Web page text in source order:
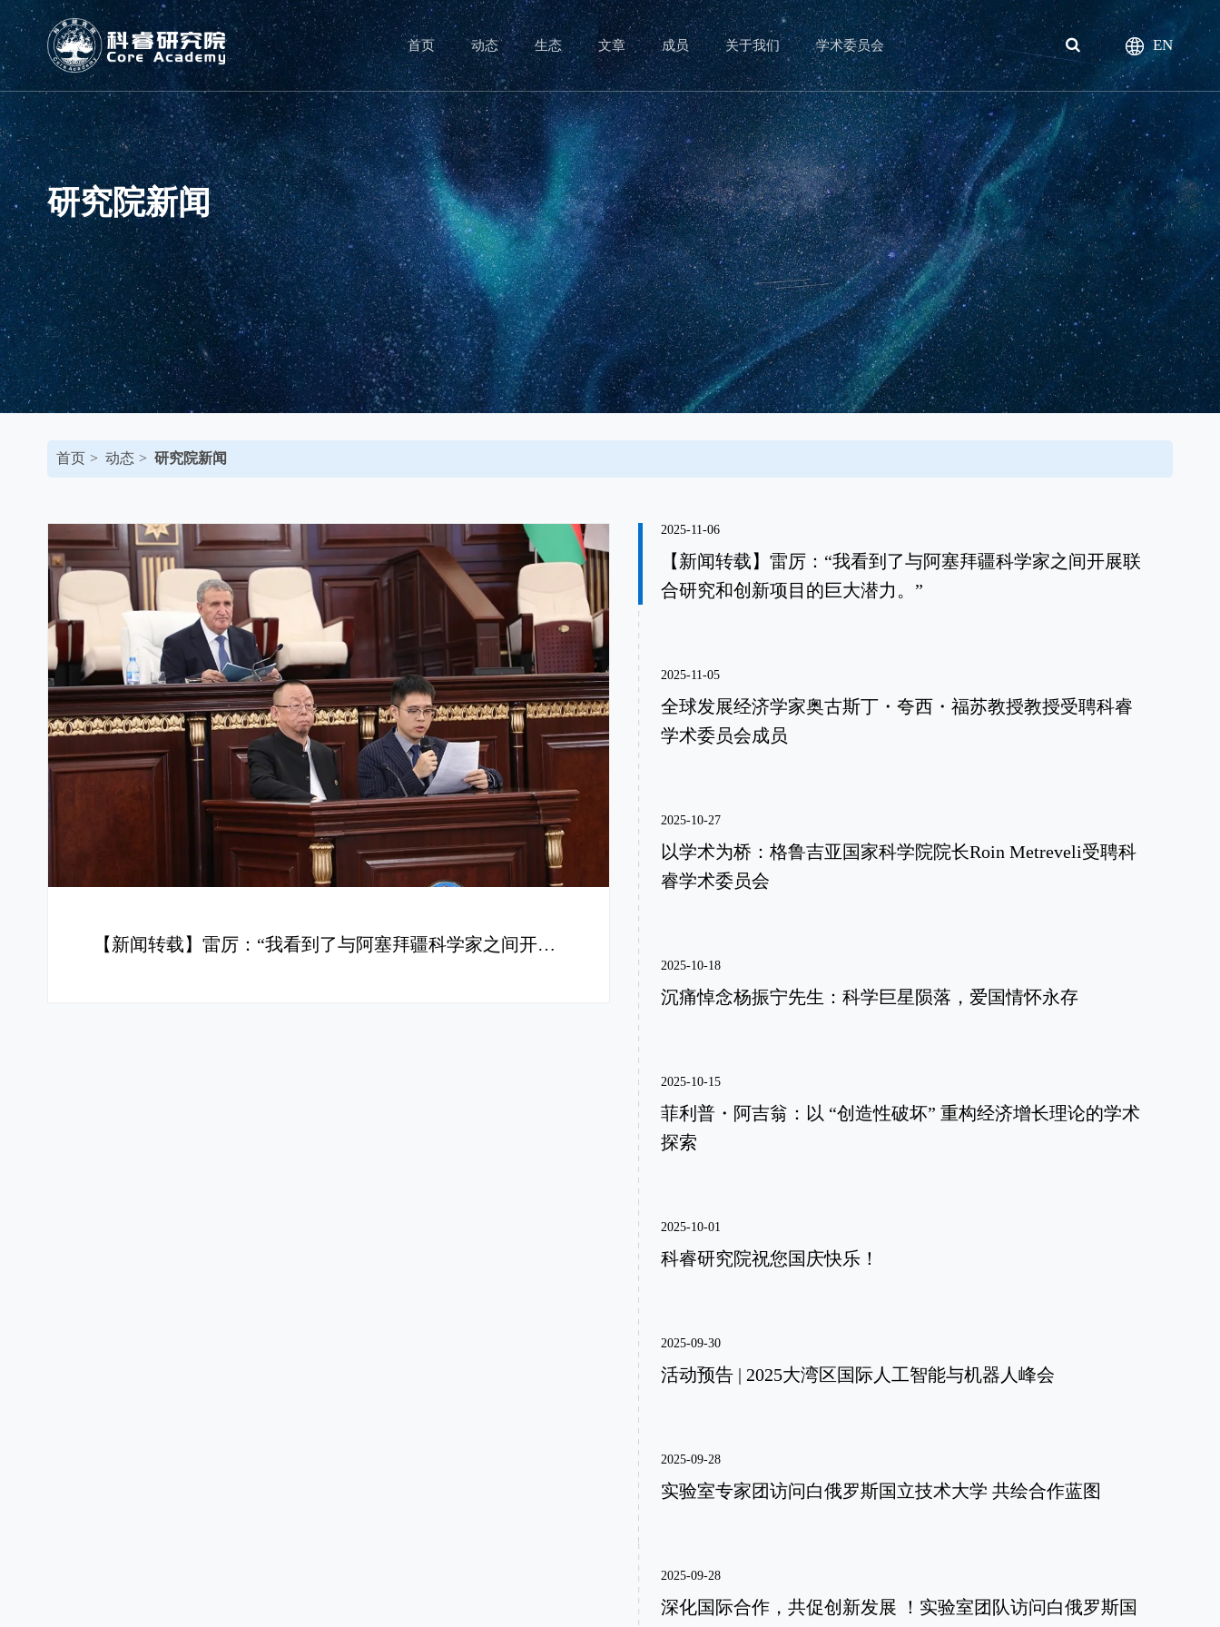
首页 动态 生态 文章 成员 关于我们 学术委员会 EN
研究院新闻
首页 动态 研究院新闻
【新闻转载】雷厉：“我看到了与阿塞拜疆科学家之间开展联合研究和创新项目的巨大潜力。”
2025-11-06
【新闻转载】雷厉：“我看到了与阿塞拜疆科学家之间开展联
合研究和创新项目的巨大潜力。”
2025-11-05
全球发展经济学家奥古斯丁・夸西・福苏教授教授受聘科睿
学术委员会成员
2025-10-27
以学术为桥：格鲁吉亚国家科学院院长Roin Metreveli受聘科
睿学术委员会
2025-10-18
沉痛悼念杨振宁先生：科学巨星陨落，爱国情怀永存
2025-10-15
菲利普・阿吉翁：以 “创造性破坏” 重构经济增长理论的学术
探索
2025-10-01
科睿研究院祝您国庆快乐！
2025-09-30
活动预告 | 2025大湾区国际人工智能与机器人峰会
2025-09-28
实验室专家团访问白俄罗斯国立技术大学 共绘合作蓝图
2025-09-28
深化国际合作，共促创新发展 ！实验室团队访问​白俄罗斯国